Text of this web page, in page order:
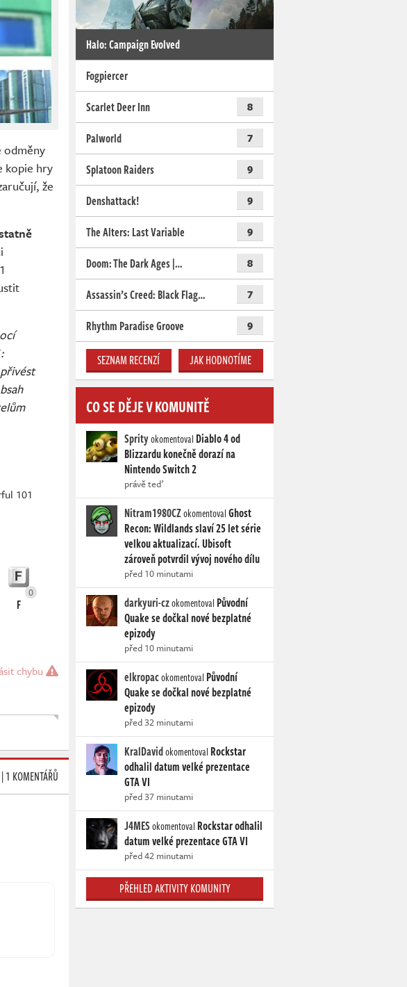
odměny
kopie hry
že
101
0
F
chybu
| 1 KOMENTÁŘŮ
Halo: Campaign Evolved
Fogpiercer
Scarlet Deer Inn
8
Palworld 7
Splatoon Raiders 9
Denshattack! 9
The Alters: Last Variable 9
Doom: The Dark Ages |… 8
Assassin’s Creed: Black Flag… 7
Rhythm Paradise Groove 9
SEZNAM RECENZÍ JAK HODNOTÍME
CO SE DĚJE V KOMUNITĚ
Sprityokomentoval Diablo 4 od
Blizzardu konečně dorazí na
Nintendo Switch 2
právě teď
Nitram1980CZokomentovalGhost
Recon: Wildlands slaví 25 let série
velkou aktualizací. Ubisoft
zároveň potvrdil vývoj nového dílu
před 10 minutami
darkyuri-czokomentoval Původní
Quake se dočkal nové bezplatné
epizody
před 10 minutami
elkropacokomentoval Původní
Quake se dočkal nové bezplatné
epizody
před 32 minutami
KralDavidokomentoval Rockstar
odhalil datum velké prezentace
GTA VI
před 37 minutami
J4MESokomentoval Rockstar odhalil
datum velké prezentace GTA VI
před 42 minutami
PŘEHLED AKTIVITY KOMUNITY